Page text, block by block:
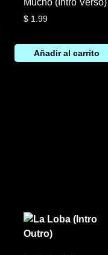
$ 1.99
Añadir al carrito